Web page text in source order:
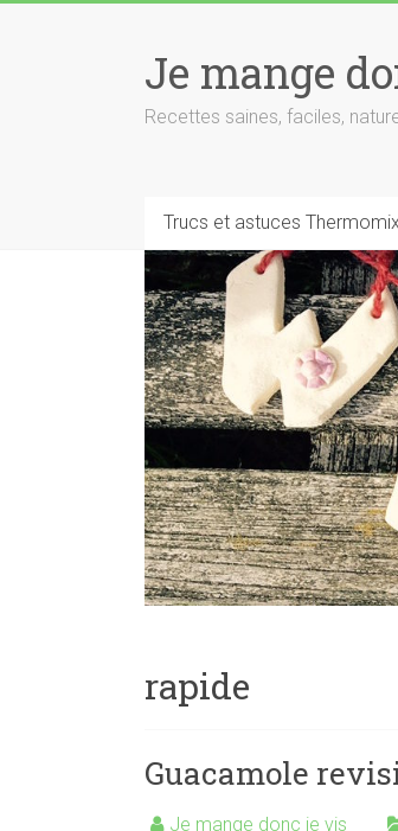
Je mange
Recettes saines, faciles,
Trucs et astuces Thermomix
rapide
Guacamole
Je mange donc je vis